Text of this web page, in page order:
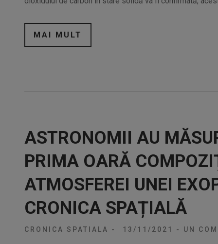
MAI MULT
ASTRONOMII AU
PRIMA OARĂ
ATMOSFEREI UNEI
CRONICA SPAȚIALĂ
CRONICA SPATIALA - 13/11/2021 - UN